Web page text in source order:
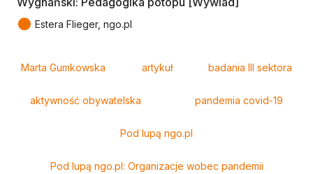
● Estera Flieger, ngo.pl
Marta Gumkowska artykuł badania III sektora
aktywność obywatelska pandemia covid-19
Pod lupą ngo.pl
Pod lupą ngo.pl: Organizacje wobec pandemii